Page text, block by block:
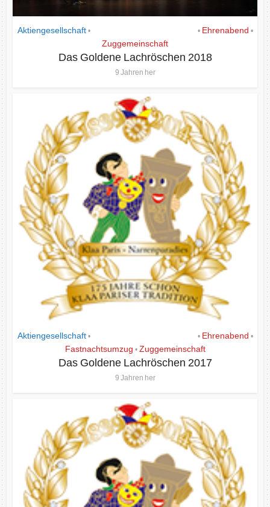
Aktiengesellschaft • • Ehrenabend •
Zuggemeinschaft
Das Goldene Lachröschen 2018
9 Jahren her
Aktiengesellschaft • • Ehrenabend •
Fastnachtsumzug • Zuggemeinschaft
Das Goldene Lachröschen 2017
9 Jahren her